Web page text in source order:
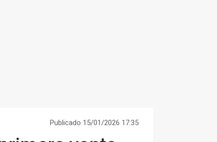
Publicado 15/01/2026 17:35